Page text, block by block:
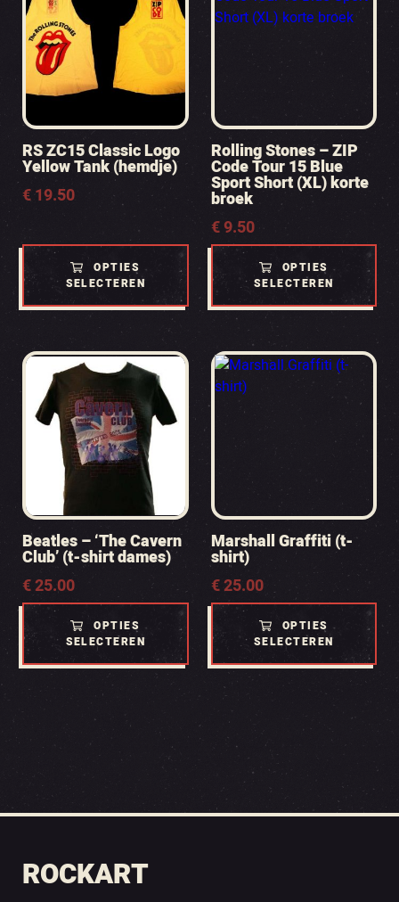
RS ZC15 Classic Logo
Yellow Tank (hemdje)
€19.50
OPTIES
SELECTEREN
Rolling Stones – ZIP
Code Tour 15 Blue
Sport Short (XL) korte
broek
€9.50
OPTIES
SELECTEREN
Beatles – ‘The Cavern
Club’ (t-shirt dames)
€25.00
OPTIES
SELECTEREN
Marshall Graffiti (t-
shirt)
€25.00
OPTIES
SELECTEREN
ROCKART